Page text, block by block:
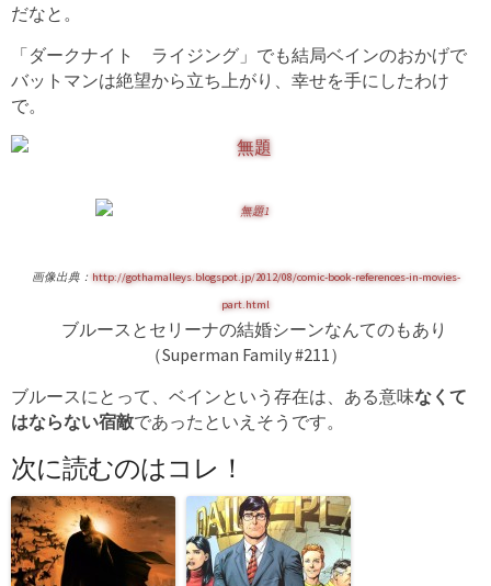
だなと。
「ダークナイト ライジング」でも結局ベインのおかげで
バットマンは絶望から立ち上がり、幸せを手にしたわけ
で。
画像出典： http://gothamalleys.blogspot.jp/2012/08/comic-book-references-in-movies-
part.html
ブルースとセリーナの結婚シーンなんてのもあり
（Superman Family #211）
ブルースにとって、ベインという存在は、ある意味なくて
はならない宿敵であったといえそうです。
次に読むのはコレ！